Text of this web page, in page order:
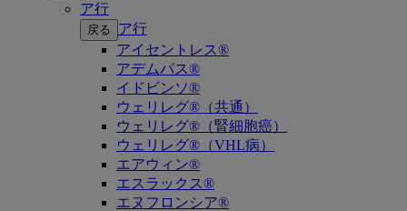
ア行
戻る
ア行
アイセントレス®
アデムパス®
イドビンソ®
ウェリレグ®（共通）
ウェリレグ®（腎細胞癌）
ウェリレグ®（VHL病）
エアウィン®
エスラックス®
エヌフロンシア®